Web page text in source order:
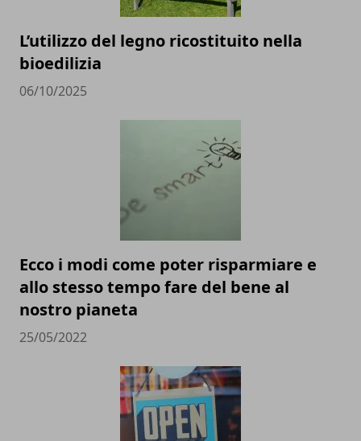
L’utilizzo del legno ricostituito nella
bioedilizia
06/10/2025
Ecco i modi come poter risparmiare e
allo stesso tempo fare del bene al
nostro pianeta
25/05/2022